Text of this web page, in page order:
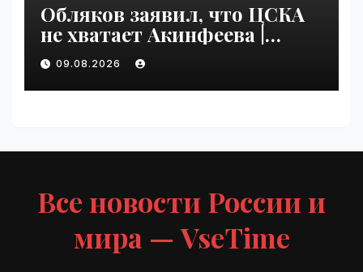
Обляков заявил, что ЦСКА
не хватает Акинфеева |
VseTime.ru
09.08.2026
Все новости России и
мира — VseTime